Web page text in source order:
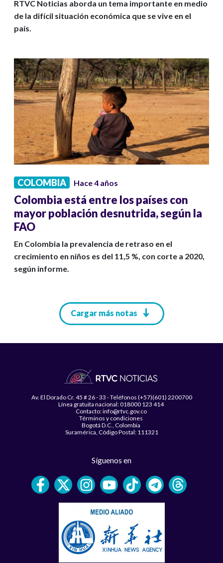
RTVC Noticias aborda un tema importante en medio
de la difícil situación económica que se vive en el
país.
COLOMBIA Hace 4 años
Colombia está entre los países con
mayor población desnutrida, según la
FAO
En Colombia la prevalencia de retraso en el
crecimiento en niños es del 11,5 %, con corte a 2020,
según informe.
Cargar más notas
Av. El Dorado Cr. 45 # 26 - 33 - Teléfonos (+57)(601) 2200700
Línea gratuita nacional: 018000 123 414
Contacto: info@rtvc.gov.co
Términos y condiciones
Bogotá D.C., Colombia
Suramérica, Código Postal: 111321
Síguenos en